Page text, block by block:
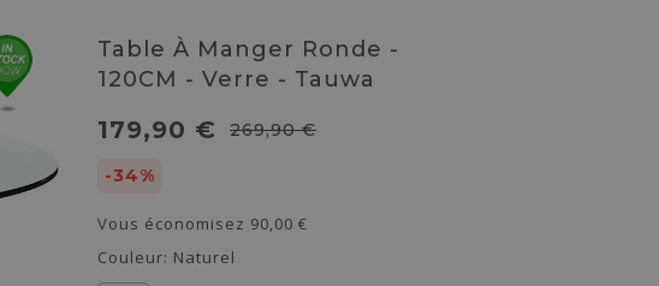
Table À Manger Ronde -
120CM - Verre - Tauwa
179,90 € 269,90 €
-34%
Vous économisez 90,00 €
Couleur: Naturel